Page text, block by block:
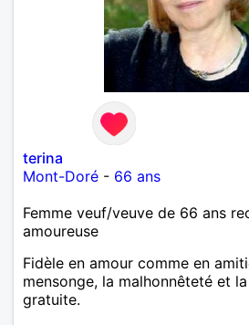
terina
Mont-Doré - 66 ans
Femme veuf/veuve de 66 ans
amoureuse
Fidèle en amour comme en
mensonge, la malhonnêteté et
gratuite.